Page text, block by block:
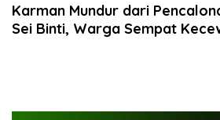
Karman Mundur dari
Sei Binti, Warga Sempat